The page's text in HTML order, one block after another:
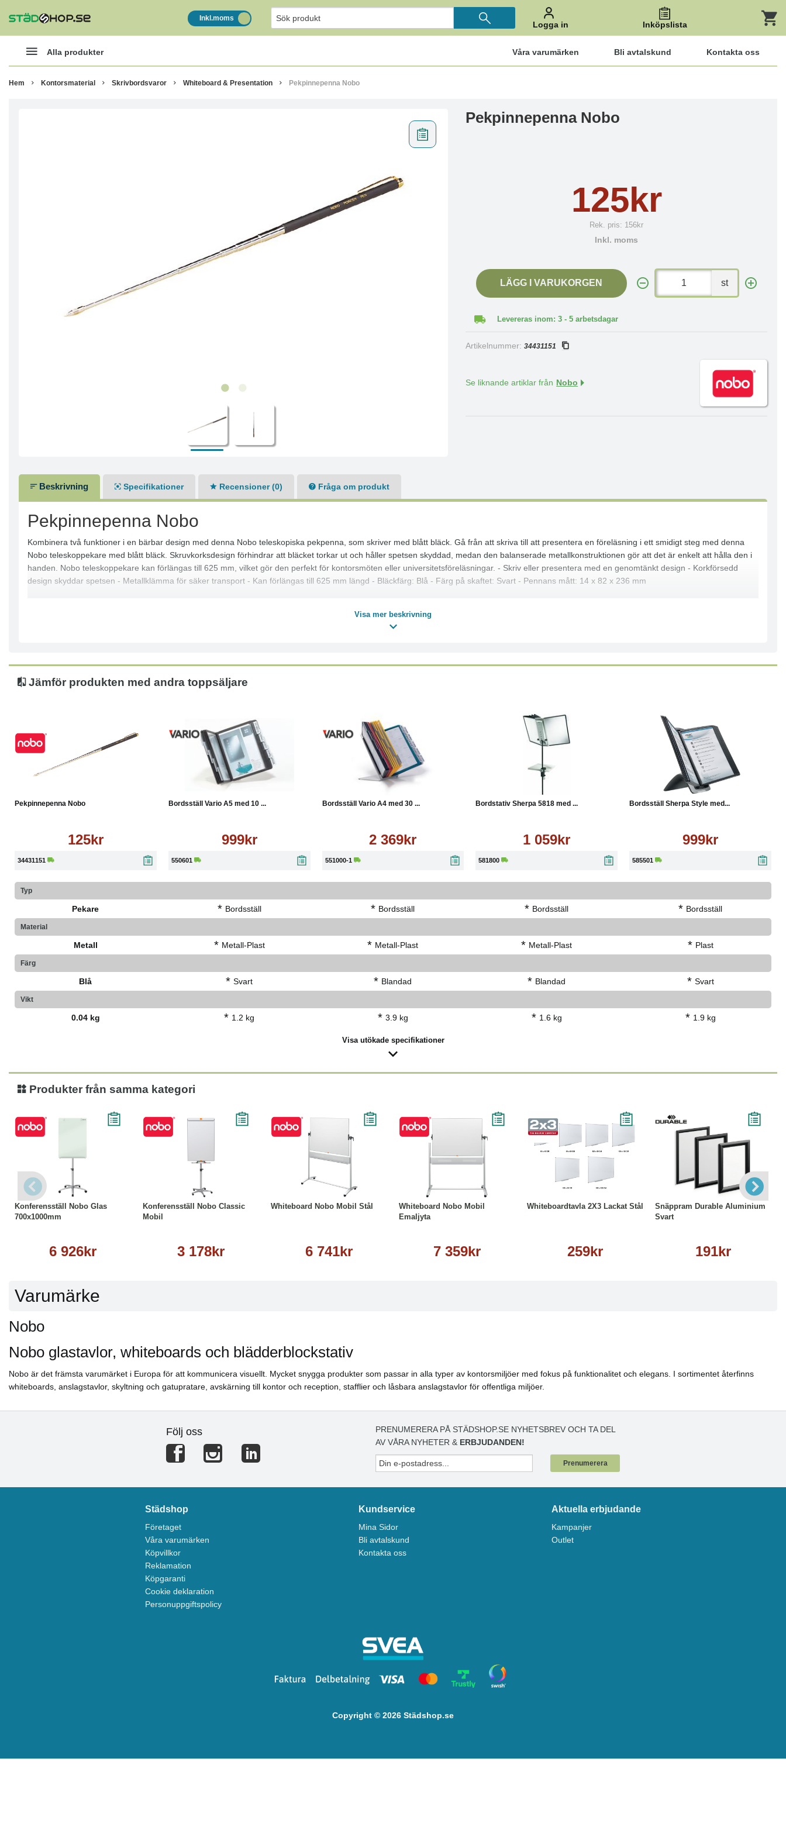
Inkl.moms
Logga in Inköpslista
Alla produkter Våra varumärken Bli avtalskund Kontakta oss
Hem Kontorsmaterial Skrivbordsvaror Whiteboard & Presentation Pekpinnepenna Nobo
Pekpinnepenna Nobo
125kr
Rek. pris: 156kr
Inkl. moms
LÄGG I VARUKORGEN st
Levereras inom: 3 - 5 arbetsdagar
Artikelnummer:34431151
Se liknande artiklar från Nobo
Beskrivning Specifikationer Recensioner (0) Fråga om produkt
Pekpinnepenna Nobo
Kombinera två funktioner i en bärbar design med denna Nobo teleskopiska pekpenna, som skriver med blått bläck. Gå från att skriva till att presentera en föreläsning i ett smidigt steg med denna
Nobo teleskoppekare med blått bläck. Skruvkorksdesign förhindrar att bläcket torkar ut och håller spetsen skyddad, medan den balanserade metallkonstruktionen gör att det är enkelt att hålla den i
handen. Nobo teleskoppekare kan förlängas till 625 mm, vilket gör den perfekt för kontorsmöten eller universitetsföreläsningar. - Skriv eller presentera med en genomtänkt design - Korkförsedd
design skyddar spetsen - Metallklämma för säker transport - Kan förlängas till 625 mm längd - Bläckfärg: Blå - Färg på skaftet: Svart - Pennans mått: 14 x 82 x 236 mm
Visa mer beskrivning
Jämför produkten med andra toppsäljare
Pekpinnepenna Nobo
125kr
34431151
Bordsställ Vario A5 med 10 ...
999kr
550601
Köp Läs mer
Bordsställ Vario A4 med 30 ...
2 369kr
551000-1
Bordstativ Sherpa 5818 med ...
1 059kr
581800
Bordsställ Sherpa Style med...
999kr
585501
Köp
Typ
Pekare * Bordsställ * Bordsställ * Bordsställ * Bordsställ
Material
Metall * Metall-Plast * Metall-Plast * Metall-Plast * Plast
Färg
Blå * Svart * Blandad * Blandad * Svart
Vikt
0.04 kg * 1.2 kg * 3.9 kg * 1.6 kg * 1.9 kg
Visa utökade specifikationer
Produkter från samma kategori
Konferensställ Nobo Glas
700x1000mm
6 926kr
Köp
Konferensställ Nobo Classic
Mobil
3 178kr
Whiteboard Nobo Mobil Stål
6 741kr
Läs mer
Whiteboard Nobo Mobil
Emaljyta
7 359kr
Whiteboardtavla 2X3 Lackat Stål
259kr
Läs mer
Snäppram Durable Aluminium
Svart
191kr
Läs mer
Varumärke
Nobo
Nobo glastavlor, whiteboards och blädderblockstativ
Nobo är det främsta varumärket i Europa för att kommunicera visuellt. Mycket snygga produkter som passar in alla typer av kontorsmiljöer med fokus på funktionalitet och elegans. I sortimentet återfinns
whiteboards, anslagstavlor, skyltning och gatupratare, avskärning till kontor och reception, stafflier och låsbara anslagstavlor för offentliga miljöer.
Följ oss
PRENUMERERA PÅ STÄDSHOP.SE NYHETSBREV OCH TA DEL
AV VÅRA NYHETER & ERBJUDANDEN!
Prenumerera
Städshop
Företaget
Våra varumärken
Köpvillkor
Reklamation
Köpgaranti
Cookie deklaration
Personuppgiftspolicy
Kundservice
Mina Sidor
Bli avtalskund
Kontakta oss
Aktuella erbjudande
Kampanjer
Outlet
Copyright © 2026 Städshop.se